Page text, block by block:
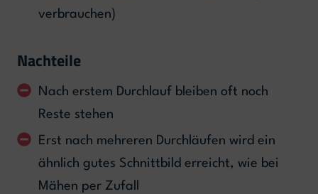
verbrauchen)
Nachteile
Nach erstem Durchlauf bleiben oft noch
Reste stehen
Erst nach mehreren Durchläufen wird ein
ähnlich gutes Schnittbild erreicht, wie bei
Mähen per Zufall